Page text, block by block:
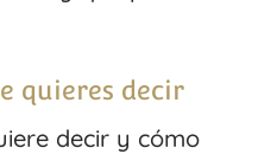
quieres decir
decir y cómo